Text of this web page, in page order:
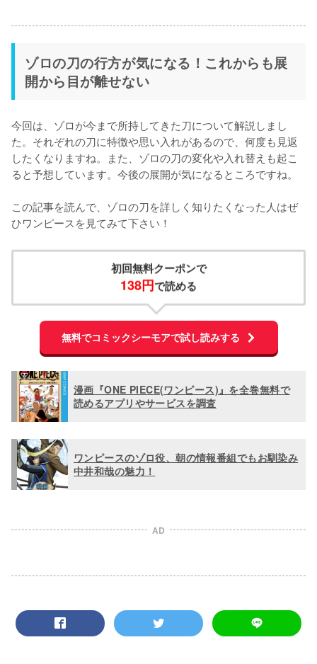
ゾロの刀の行方が気になる！これからも展
開から目が離せない
今回は、ゾロが今まで所持してきた刀について解説しまし
た。それぞれの刀に特徴や思い入れがあるので、何度も見返
したくなりますね。また、ゾロの刀の変化や入れ替えも起こ
ると予想しています。今後の展開が気になるところですね。
この記事を読んで、ゾロの刀を詳しく知りたくなった人はぜ
ひワンピースを見てみて下さい！
初回無料クーポンで
138円で読める
無料でコミックシーモアで試し読みする
漫画『ONE PIECE(ワンピース)』を全巻無料で
読めるアプリやサービスを調査
ワンピースのゾロ役、朝の情報番組でもお馴染み
中井和哉の魅力！
AD